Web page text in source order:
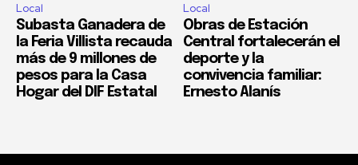
Local
Subasta Ganadera de
la Feria Villista recauda
más de 9 millones de
pesos para la Casa
Hogar del DIF Estatal
Local
Obras de Estación
Central fortalecerán el
deporte y la
convivencia familiar:
Ernesto Alanís